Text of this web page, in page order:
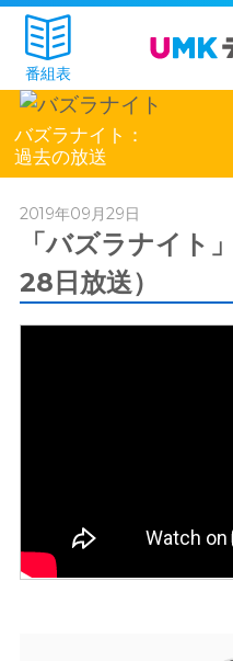
番組表
バズラナイト：
過去の放送
2019年09月29日
「バズラナイト
28日放送）